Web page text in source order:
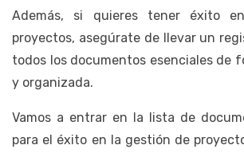
Además, si quieres tener éxito
proyectos, asegúrate de llevar un
todos los documentos esenciales de
y organizada.
Vamos a entrar en la lista de
para el éxito en la gestión de